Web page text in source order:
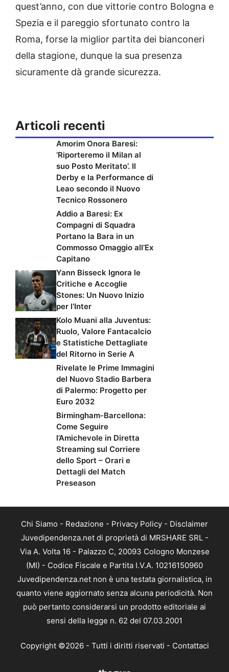
quest’anno, con due vittorie contro Bologna e
Spezia e il pareggio sfortunato contro la
Roma, forse la miglior partita dei bianconeri
della stagione, dunque la sua presenza
sicuramente dà grande sicurezza.
Articoli recenti
Amorim Onora Baresi:
‘Riporteremo il Milan al
suo Posto Meritato’. Il
Derby e la Performance di
Leao secondo il Nuovo
Tecnico Rossonero
Addio a Baresi: Ex
Compagni di Squadra
Portano la Bara in un
Commosso Omaggio all’Ex
Capitano
Yann Bisseck Ignora le
Critiche e Accoglie
Stones: Un Nuovo Inizio
per l’Inter
Kolo Muani alla Juventus:
Ruolo, Valore Fantacalcio
e Statistiche Dettagliate
del Ritorno in Serie A
Rivelate le Prime Immagini
del Nuovo Stadio Barbera
di Palermo: Progetto per
Euro 2032
Birmingham-Barcellona:
Come Seguire
l’Amichevole in Diretta
Streaming sul Corriere
dello Sport – Orari e
Dettagli del Match
Preseason
Chi Siamo - Redazione - Privacy Policy - Disclaimer
Juvedipendenza.net di proprietà di MRSHARE SRL -
Via A. Volta 16 - Palazzo C, 20093 Cologno Monzese
(MI) - Codice Fiscale e Partita I.V.A. 10216150960
Juvedipendenza.net non è una testata giornalistica, in
quanto viene aggiornato senza alcuna periodicità. Non
può pertanto considerarsi un prodotto editoriale ai
sensi della legge n. 62 del 07.03.2001
Copyright ©2026 - Tutti i diritti riservati - Contattaci